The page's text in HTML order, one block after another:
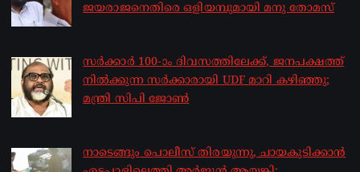
ജയരാജനെതിരെ ഒളിയമ്പുമായി മനു തോമസ്
സർക്കാർ 100-ാം ദിവസത്തിലേക്ക്, ജനപക്ഷത്ത്
നിൽക്കുന്ന സർക്കാരായി UDF മാറി കഴിഞ്ഞു;
മന്ത്രി സിപി ജോൺ
നാടെങ്ങും പൊലീസ് തിരയുന്നു, ചായകുടിക്കാൻ